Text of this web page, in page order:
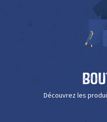
Découvrez les